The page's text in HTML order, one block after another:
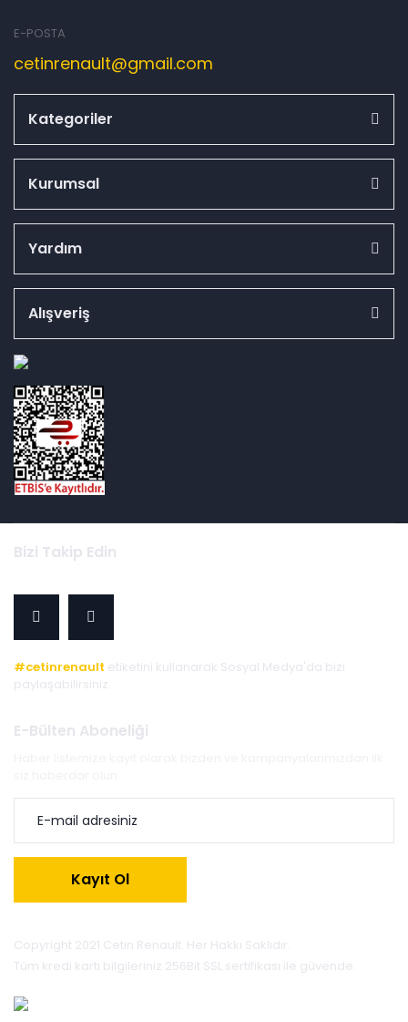
E-POSTA
cetinrenault@gmail.com
Kategoriler
Kurumsal
Yardım
Alışveriş
Bizi Takip Edin
#cetinrenault etiketini kullanarak Sosyal Medya'da bizi
paylaşabilirsiniz.
E-Bülten Aboneliği
Kayıt Ol
Copyright 2021 Cetin Renault. Her Hakkı Saklıdır.
Tüm kredi kartı bilgileriniz 256Bit SSL sertifikası ile güvende.